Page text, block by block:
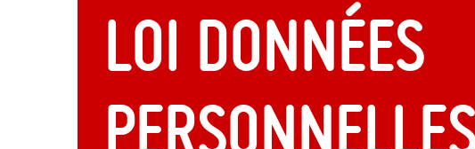
Loi données